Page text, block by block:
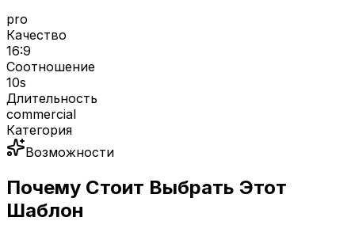
pro
Качество
16:9
Соотношение
10s
Длительность
commercial
Категория
Возможности
Почему Стоит Выбрать Этот
Шаблон